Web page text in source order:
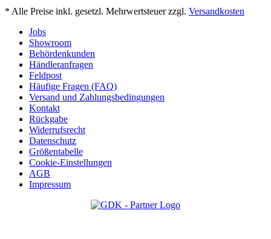
* Alle Preise inkl. gesetzl. Mehrwertsteuer zzgl. Versandkosten
Jobs
Showroom
Behördenkunden
Händleranfragen
Feldpost
Häufige Fragen (FAQ)
Versand und Zahlungsbedingungen
Kontakt
Rückgabe
Widerrufsrecht
Datenschutz
Größentabelle
Cookie-Einstellungen
AGB
Impressum